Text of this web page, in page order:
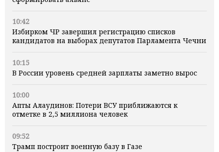
10:42
Избирком ЧР завершил регистрацию списков
кандидатов на выборах депутатов Парламента Чечни
10:15
В России уровень средней зарплаты заметно вырос
10:00
Апты Алаудинов: Потери ВСУ приближаются к
отметке в 2,5 миллиона человек
09:52
Трамп построит военную базу в Газе